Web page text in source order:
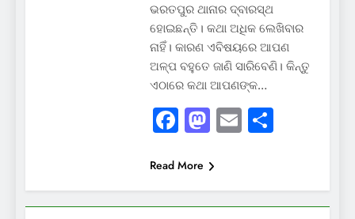
ଭରତପୁର ଥାନାର ଦ୍ବାରସ୍ଥ
ହୋଇଛନ୍ତି। କଥା ଅଧିକ ଲେଖିବାର
ନାହିଁ। କାରଣ ଏବିଷୟରେ ଆପଣ
ଅଳ୍ପ ବହୁତେ ଜାଣି ସାରିବେଣି। କିନ୍ତୁ
ଏଠାରେ କଥା ଆପଣଙ୍କ…
Facebook
Mastodon
EmailShare
Read More